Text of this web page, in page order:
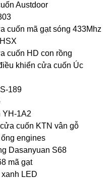
Austdoor
cuốn mã gạt sóng 433Mhz
cuốn HD con rồng
khiển cửa cuốn Úc
189
YH-1A2
cuốn KTN vân gỗ
engines
Dasanyuan S68
mã gạt
LED